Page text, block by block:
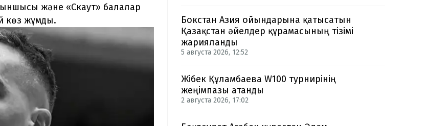
және «Скаут» балалар
көз жұмды.
Бокстан Азия ойындарына қатысатын
Қазақстан әйелдер құрамасының тізімі
жарияланды
5 августа 2026, 12:52
Жібек Құламбаева W100 турнирінің
жеңімпазы атанды
2 августа 2026, 17:02